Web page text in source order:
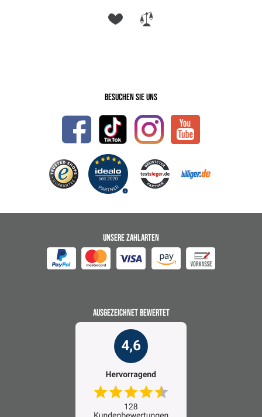
Besuchen Sie uns
UNSERE ZAHLARTEN
AUSGEZEICHNET BEWERTET